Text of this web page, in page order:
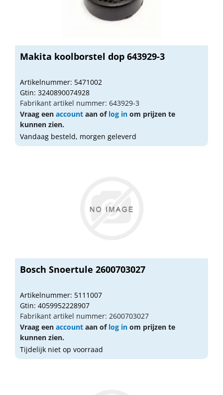
Makita koolborstel dop 643929-3
Artikelnummer: 5471002
Gtin: 3240890074928
Fabrikant artikel nummer: 643929-3
Vraag een account aan of log in om prijzen te
kunnen zien.
Vandaag besteld, morgen geleverd
Bosch Snoertule 2600703027
Artikelnummer: 5111007
Gtin: 4059952228907
Fabrikant artikel nummer: 2600703027
Vraag een account aan of log in om prijzen te
kunnen zien.
Tijdelijk niet op voorraad